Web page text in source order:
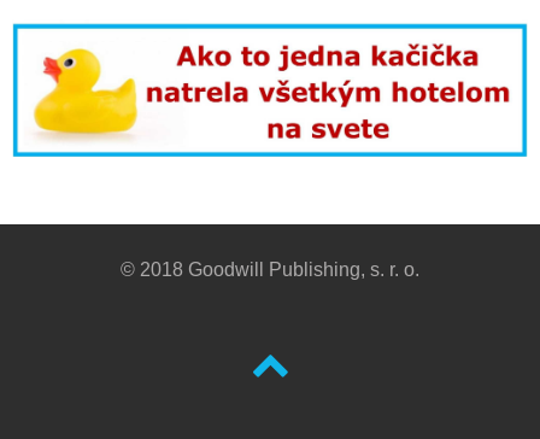
© 2018 Goodwill Publishing, s. r. o.